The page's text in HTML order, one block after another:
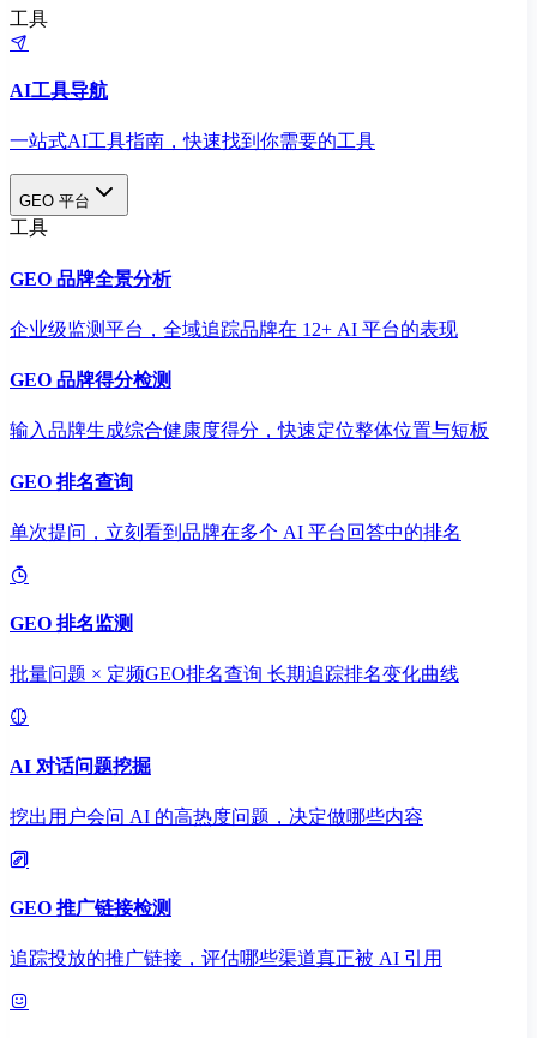
工具
AI工具导航
一站式AI工具指南，快速找到你需要的工具
GEO 平台
工具
GEO 品牌全景分析
企业级监测平台，全域追踪品牌在 12+ AI 平台的表现
GEO 品牌得分检测
输入品牌生成综合健康度得分，快速定位整体位置与短板
GEO 排名查询
单次提问，立刻看到品牌在多个 AI 平台回答中的排名
GEO 排名监测
批量问题 × 定频GEO排名查询 长期追踪排名变化曲线
AI 对话问题挖掘
挖出用户会问 AI 的高热度问题，决定做哪些内容
GEO 推广链接检测
追踪投放的推广链接，评估哪些渠道真正被 AI 引用